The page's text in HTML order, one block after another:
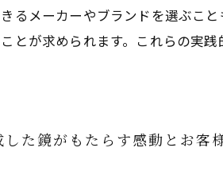
るメーカーやブランドを選ぶこ
とが求められます。これらの実
した鏡がもたらす感動とお客